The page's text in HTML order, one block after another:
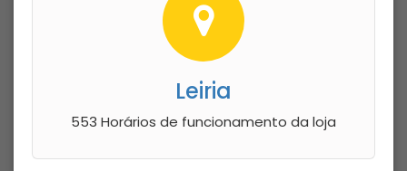
Leiria
553 Horários de funcionamento da loja